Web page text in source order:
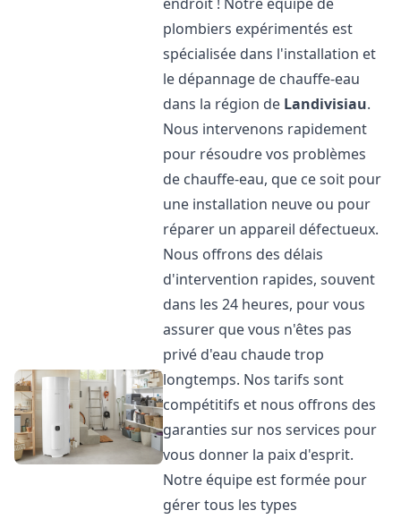
plombiers expérimentés est
spécialisée dans l'installation et
le dépannage de chauffe-eau
dans la région de Landivisiau.
Nous intervenons rapidement
pour résoudre vos problèmes
de chauffe-eau, que ce soit pour
une installation neuve ou pour
réparer un appareil défectueux.
Nous offrons des délais
d'intervention rapides, souvent
dans les 24 heures, pour vous
assurer que vous n'êtes pas
privé d'eau chaude trop
longtemps. Nos tarifs sont
compétitifs et nous offrons des
garanties sur nos services pour
vous donner la paix d'esprit.
Notre équipe est formée pour
gérer tous les types